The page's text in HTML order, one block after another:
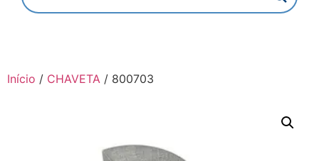
Início / CHAVETA / 800703